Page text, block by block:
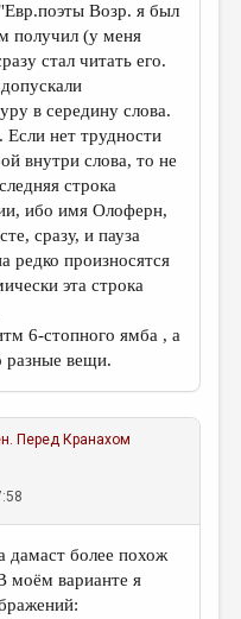
Возр. я был
получил (у меня
стал читать его.
в середину слова.
Если нет трудности
внутри слова, то не
строка
ибо имя Олоферн,
сразу, и пауза
редко произносятся
эта строка
6-стопного ямба , а
разные вещи.
Перед Кранахом
дамаст более похож
варианте я